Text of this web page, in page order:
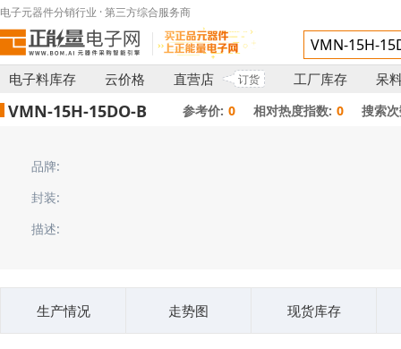
电子元器件分销行业 · 第三方综合服务商
电子料库存 云价格 直营店 订货 工厂库存 呆
VMN-15H-15DO-B 参考价: 0 相对热度指数: 0 搜索
品牌:
封装:
描述:
生产情况 走势图 现货库存